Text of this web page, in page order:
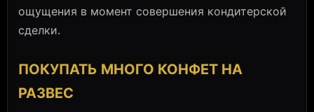
ощущения в момент совершения кондитерской
сделки.
ПОКУПАТЬ МНОГО КОНФЕТ НА
РАЗВЕС